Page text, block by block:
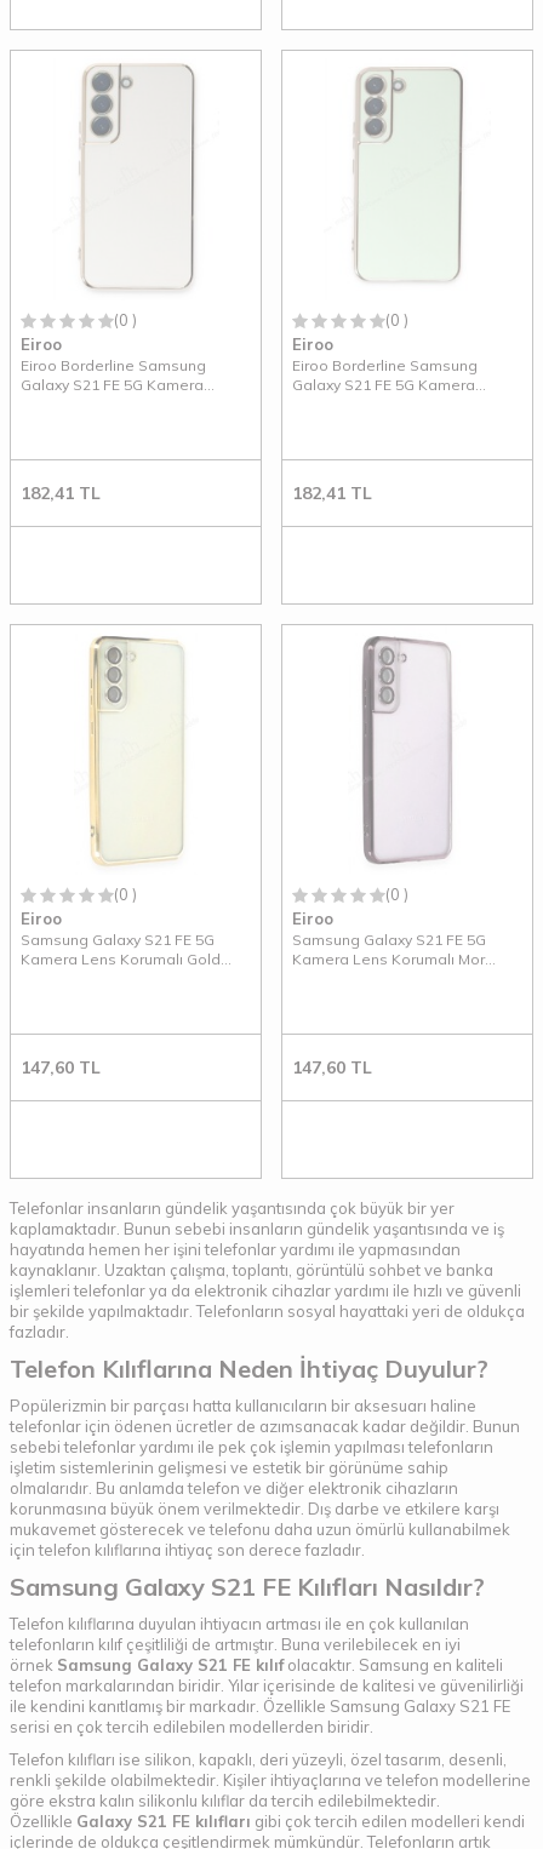
(0 )
Eiroo
Eiroo Borderline Samsung
Galaxy S21 FE 5G Kamera
182,41 TL
(0 )
Eiroo
Eiroo Borderline Samsung
Galaxy S21 FE 5G Kamera
182,41 TL
(0 )
Eiroo
Samsung Galaxy S21 FE 5G
Kamera Lens Korumalı Gold
147,60 TL
(0 )
Eiroo
Samsung Galaxy S21 FE 5G
Kamera Lens Korumalı Mor
147,60 TL
Telefonlar insanların gündelik yaşantısında çok büyük bir yer
kaplamaktadır. Bunun sebebi insanların gündelik yaşantısında ve iş
hayatında hemen her işini telefonlar yardımı ile yapmasından
kaynaklanır. Uzaktan çalışma, toplantı, görüntülü sohbet ve banka
işlemleri telefonlar ya da elektronik cihazlar yardımı ile hızlı ve güvenli
bir şekilde yapılmaktadır. Telefonların sosyal hayattaki yeri de oldukça
fazladır.
Telefon Kılıflarına Neden İhtiyaç Duyulur?
Popülerizmin bir parçası hatta kullanıcıların bir aksesuarı haline
telefonlar için ödenen ücretler de azımsanacak kadar değildir. Bunun
sebebi telefonlar yardımı ile pek çok işlemin yapılması telefonların
işletim sistemlerinin gelişmesi ve estetik bir görünüme sahip
olmalarıdır. Bu anlamda telefon ve diğer elektronik cihazların
korunmasına büyük önem verilmektedir. Dış darbe ve etkilere karşı
mukavemet gösterecek ve telefonu daha uzun ömürlü kullanabilmek
için telefon kılıflarına ihtiyaç son derece fazladır.
Samsung Galaxy S21 FE Kılıfları Nasıldır?
Telefon kılıflarına duyulan ihtiyacın artması ile en çok kullanılan
telefonların kılıf çeşitliliği de artmıştır. Buna verilebilecek en iyi
örnek Samsung Galaxy S21 FE kılıfolacaktır. Samsung en kaliteli
telefon markalarından biridir. Yılar içerisinde de kalitesi ve güvenilirliği
ile kendini kanıtlamış bir markadır. Özellikle Samsung Galaxy S21 FE
serisi en çok tercih edilebilen modellerden biridir.
Telefon kılıfları ise silikon, kapaklı, deri yüzeyli, özel tasarım, desenli,
renkli şekilde olabilmektedir. Kişiler ihtiyaçlarına ve telefon modellerine
göre ekstra kalın silikonlu kılıflar da tercih edilebilmektedir.
Özellikle Galaxy S21 FE kılıfları gibi çok tercih edilen modelleri kendi
içlerinde de oldukça çeşitlendirmek mümkündür. Telefonların artık